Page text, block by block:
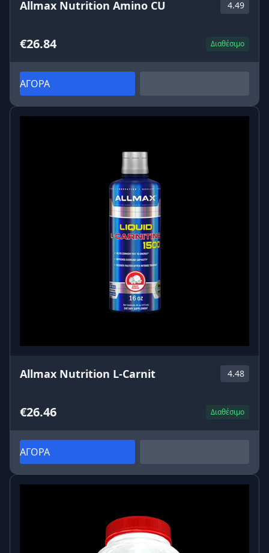
Allmax Nutrition Amino CU 4.49
€26.84 Διαθέσιμο
ΑΓΟΡΑ
Allmax Nutrition L-Carnit 4.48
€26.46 Διαθέσιμο
ΑΓΟΡΑ